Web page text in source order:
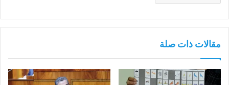
مقالات ذات صلة